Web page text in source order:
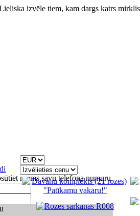
izvēle tiem, kam dargs katrs
mums savu telefona numuru.